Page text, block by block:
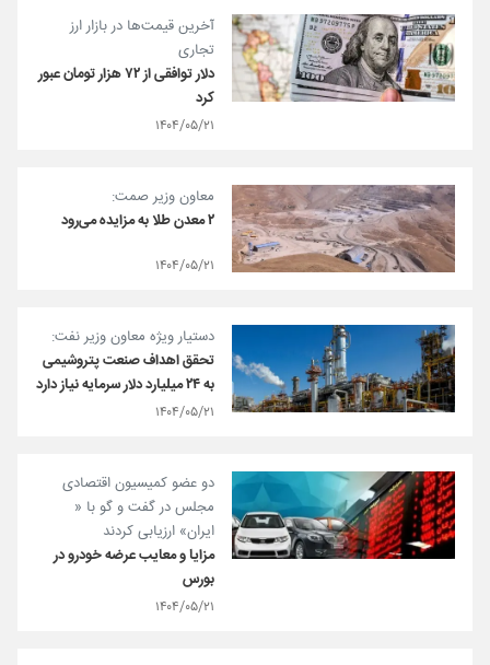
آخرین قیمت‌ها در بازار ارز
تجاری
دلار توافقی از ۷۲ هزار تومان عبور
کرد
۱۴۰۴/۰۵/۲۱
معاون وزیر صمت:
۲ معدن طلا به مزایده می‌رود
۱۴۰۴/۰۵/۲۱
دستیار ویژه معاون وزیر نفت:
تحقق اهداف صنعت پتروشیمی
به ۲۴ میلیارد دلار سرمایه نیاز دارد
۱۴۰۴/۰۵/۲۱
دو عضو کمیسیون اقتصادی
مجلس در گفت و گو با «
ایران» ارزیابی کردند
مزایا و معایب عرضه خودرو در
بورس
۱۴۰۴/۰۵/۲۱